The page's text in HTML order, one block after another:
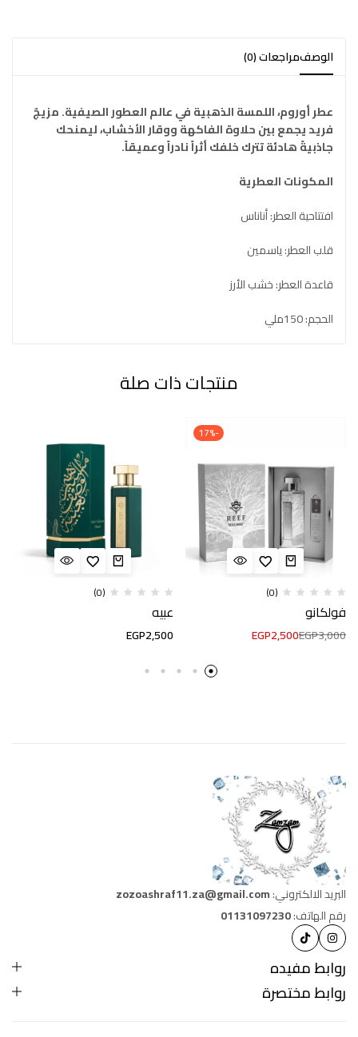
الوصفمراجعات (0)
عطر أوروم، اللمسة الذهبية في عالم العطور الصيفية. مزيجٌ
فريد يجمع بين حلاوة الفاكهة ووقار الأخشاب، ليمنحك
جاذبيةً هادئة تترك خلفك أثراً نادراً وعميقاً.
المكونات العطرية
افتتاحية العطر: أناناس
قلب العطر: ياسمين
قاعدة العطر: خشب الأرز
الحجم: 150ملي
منتجات ذات صلة
-17%
(0)
فولكانو
EGP3,000
EGP2,500
(0)
عبيه
EGP2,500
البريد الالكتروني:zozoashraf11.za@gmail.com
رقم الهاتف:01131097230
روابط مفيده
روابط مختصرة